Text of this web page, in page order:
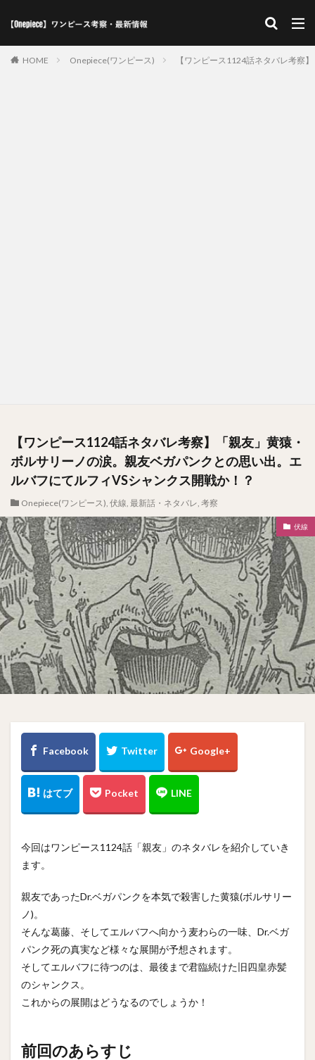
HOME Onepiece(ワンピース) 【ワンピース1124話ネタバレ考察
【ワンピース1124話ネタバレ考察】「親友」黄猿・
ボルサリーノの涙。親友ベガパンクとの思い出。エ
ルバフにてルフィVSシャンクス開戦か！？
Onepiece(ワンピース), 伏線, 最新話・ネタバレ, 考察
伏線
今回はワンピース1124話「親友」のネタバレを紹介していき
ます。
親友であったDr.ベガパンクを本気で殺害した黄猿(ボルサリー
ノ)。
そんな葛藤、そしてエルバフへ向かう麦わらの一味、Dr.ベガ
パンク死の真実など様々な展開が予想されます。
そしてエルバフに待つのは、最後まで君臨続けた旧四皇赤髪
のシャンクス。
これからの展開はどうなるのでしょうか！
前回のあらすじ